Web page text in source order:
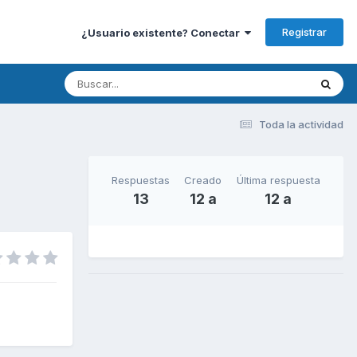
¿Usuario existente? Conectar Registrar
Toda la actividad
Respuestas
13
Creado
12 a
Última respuesta
12 a